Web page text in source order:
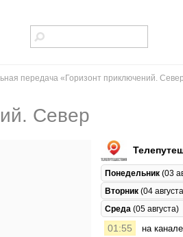
передача «Горизонт приключений.
Север
Понедельник (03
Вторник (04
Среда (05 августа)
01:55 на